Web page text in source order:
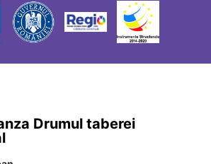
Drumul taberei